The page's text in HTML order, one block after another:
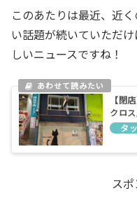
このあたりは最近、近
い話題が続いていただ
しいニュースですね！
【閉
クロ
へ
ス